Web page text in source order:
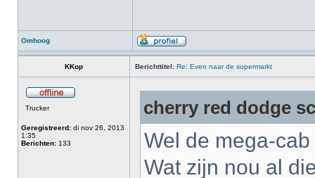
Omhoog
KKop Berichttitel: Re: Even naar de supermarkt
Trucker
Geregistreerd: di nov 26, 2013
1:35
Berichten: 133
cherry red dodge
Wel de mega-cab
Wat zijn nou al